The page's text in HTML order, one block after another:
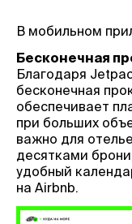
В мобильном
Бесконечная
Благодаря
бесконечная
обеспечивает
при больших
важно для
десятками
удобный
на Airbnb.